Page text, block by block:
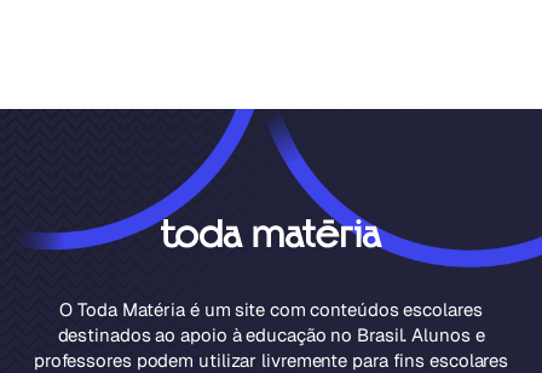
O Toda Matéria é um site com conteúdos escolares
destinados ao apoio à educação no Brasil. Alunos e
professores podem utilizar livremente para fins escolares